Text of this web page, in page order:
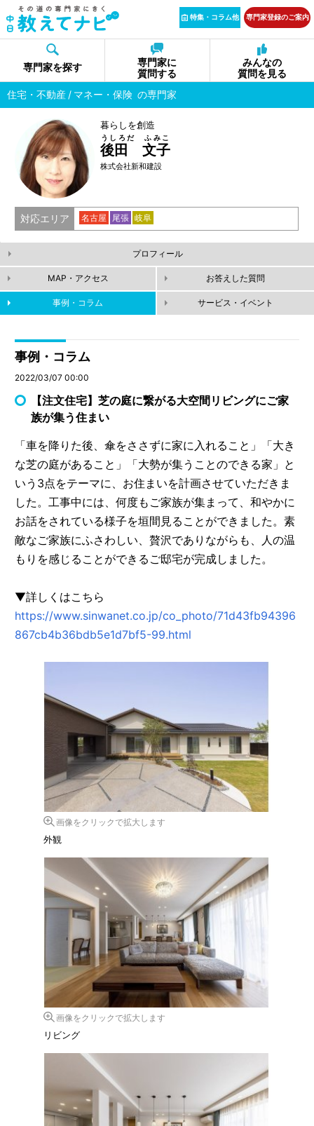
特集・コラム他 専門家登録のご案内
専門家を探す
専門家に
質問する
みんなの
質問を見る
住宅・不動産
マネー・保険 の専門家
暮らしを創造
後田 文子
うしろだ ふみこ
株式会社新和建設
対応エリア 名古屋 尾張 岐阜
プロフィール
MAP・アクセス お答えした質問
事例・コラム サービス・イベント
事例・コラム
2022/03/07 00:00
【注文住宅】芝の庭に繋がる大空間リビングにご家
族が集う住まい
「車を降りた後、傘をささずに家に入れること」「大き
な芝の庭があること」「大勢が集うことのできる家」と
いう3点をテーマに、お住まいを計画させていただきま
した。工事中には、何度もご家族が集まって、和やかに
お話をされている様子を垣間見ることができました。素
敵なご家族にふさわしい、贅沢でありながらも、人の温
もりを感じることができるご邸宅が完成しました。
▼詳しくはこちら
https://www.sinwanet.co.jp/co_photo/71d43fb94396
867cb4b36bdb5e1d7bf5-99.html
画像をクリックで拡大します
外観
画像をクリックで拡大します
リビング